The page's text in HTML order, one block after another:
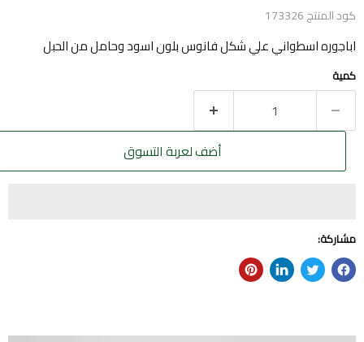
كود المنتج173326
اباجوره اسطواني علي شكل فانوس بلون اسود وحامل من الحبل
كمية
أضف لعربة التسوق
مشاركة: